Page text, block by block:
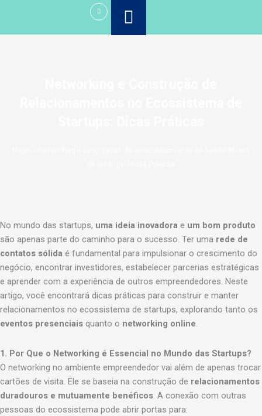
o
No mundo das startups, uma ideia inovadora e um bom produto
são apenas parte do caminho para o sucesso. Ter uma rede de
contatos sólida é fundamental para impulsionar o crescimento do
negócio, encontrar investidores, estabelecer parcerias estratégicas
e aprender com a experiência de outros empreendedores. Neste
artigo, você encontrará dicas práticas para construir e manter
relacionamentos no ecossistema de startups, explorando tanto os
eventos presenciais quanto o networking online.
1. Por Que o Networking é Essencial no Mundo das Startups?
O networking no ambiente empreendedor vai além de apenas trocar
cartões de visita. Ele se baseia na construção de relacionamentos
duradouros e mutuamente benéficos . A conexão com outras
pessoas do ecossistema pode abrir portas para: